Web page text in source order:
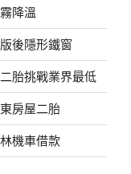
降溫
後隱形鐵窗
胎挑戰業界最低
房屋二胎
機車借款